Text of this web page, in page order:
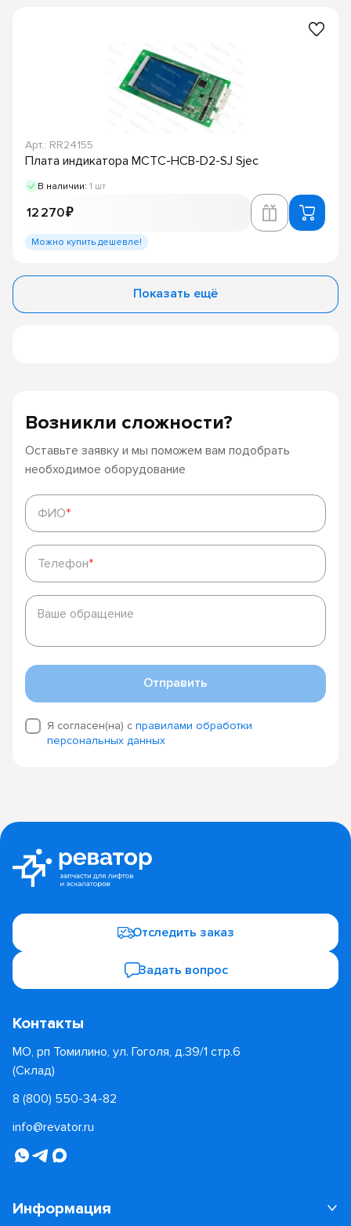
Арт.: RR24155
Плата индикатора MCTC-HCB-D2-SJ Sjec
В наличии: 1 шт
12 270 ₽
Можно купить дешевле!
Показать ещё
Возникли сложности?
Оставьте заявку и мы поможем вам подобрать
необходимое оборудование
ФИО*
ФИО*
Телефон*
Телефон*
Ваше
обращение
Ваше обращение
Отправить
Я согласен(на) с правилами обработки
персональных данных
Отследить заказ
Задать вопрос
Контакты
МО, рп Томилино, ул. Гоголя, д.39/1 стр.6
(Склад)
8 (800) 550-34-82
info@revator.ru
Информация